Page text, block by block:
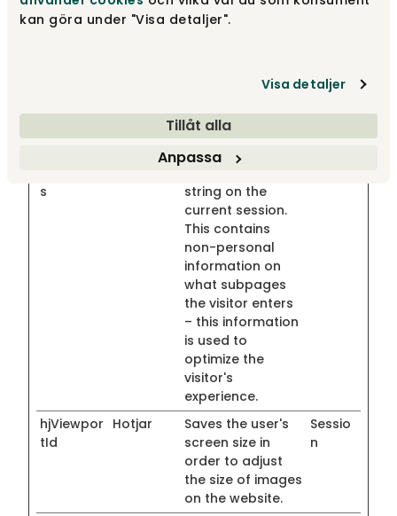
kan göra under "Visa detaljer".
Visa detaljer
Tillåt alla
Anpassa
operator.
statistical data
uses the website.
s
This cookie
string on the
current session.
This contains
non-personal
information on
what subpages
the visitor enters
– this information
is used to
optimize the
visitor's
experience.
hjViewpor
tId
Hotjar
Saves the user's
screen size in
order to adjust
the size of images
on the website.
Sessio
n